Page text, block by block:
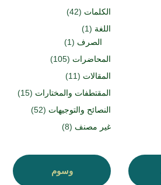
الكلمات (42)
اللغة (1)
الصرف (1)
المحاضرات (105)
المقالات (11)
المقتطفات والمختارات (15)
النصائح والتوجيهات (52)
غير مصنف (8)
وسوم